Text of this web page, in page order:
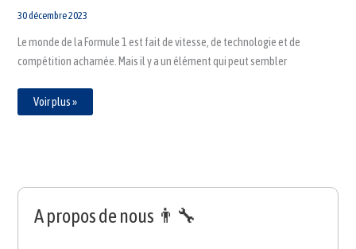
30 décembre 2023
Le monde de la Formule 1 est fait de vitesse, de technologie et de
compétition acharnée. Mais il y a un élément qui peut sembler
Voir plus »
A propos de nous 👨‍🔧